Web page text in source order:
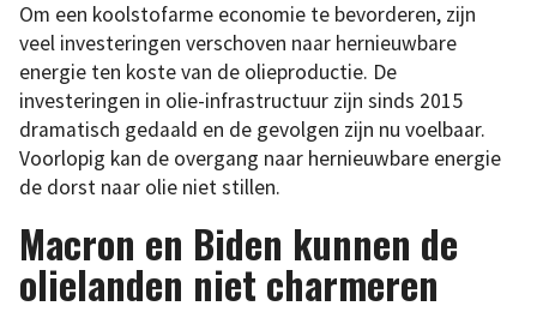
Om een koolstofarme economie te bevorderen, zijn
veel investeringen verschoven naar hernieuwbare
energie ten koste van de olieproductie. De
investeringen in olie-infrastructuur zijn sinds 2015
dramatisch gedaald en de gevolgen zijn nu voelbaar.
Voorlopig kan de overgang naar hernieuwbare energie
de dorst naar olie niet stillen.
Macron en Biden kunnen de
olielanden niet charmeren